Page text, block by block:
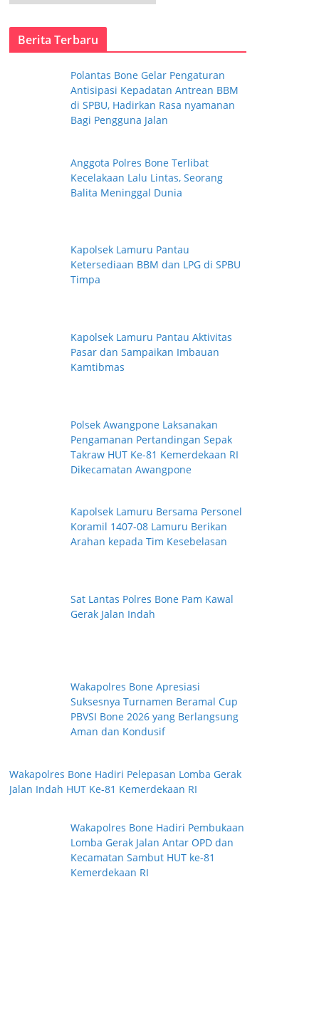
a
t
Berita Terbaru
Polantas Bone Gelar Pengaturan
Antisipasi Kepadatan Antrean BBM
di SPBU, Hadirkan Rasa nyamanan
Bagi Pengguna Jalan
Anggota Polres Bone Terlibat
Kecelakaan Lalu Lintas, Seorang
Balita Meninggal Dunia
Kapolsek Lamuru Pantau
Ketersediaan BBM dan LPG di SPBU
Timpa
Kapolsek Lamuru Pantau Aktivitas
Pasar dan Sampaikan Imbauan
Kamtibmas
Polsek Awangpone Laksanakan
Pengamanan Pertandingan Sepak
Takraw HUT Ke-81 Kemerdekaan RI
Dikecamatan Awangpone
Kapolsek Lamuru Bersama Personel
Koramil 1407-08 Lamuru Berikan
Arahan kepada Tim Kesebelasan
Sat Lantas Polres Bone Pam Kawal
Gerak Jalan Indah
Wakapolres Bone Apresiasi
Suksesnya Turnamen Beramal Cup
PBVSI Bone 2026 yang Berlangsung
Aman dan Kondusif
Wakapolres Bone Hadiri Pelepasan Lomba Gerak
Jalan Indah HUT Ke-81 Kemerdekaan RI
Wakapolres Bone Hadiri Pembukaan
Lomba Gerak Jalan Antar OPD dan
Kecamatan Sambut HUT ke-81
Kemerdekaan RI